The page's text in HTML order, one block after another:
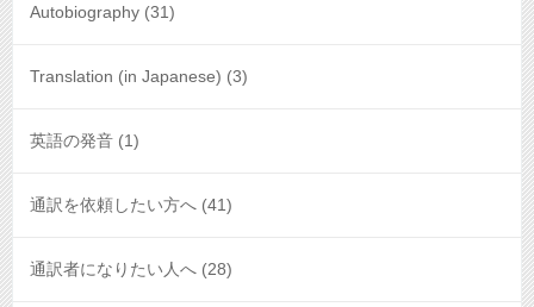
Autobiography (31)
Translation (in Japanese) (3)
英語の発音 (1)
通訳を依頼したい方へ (41)
通訳者になりたい人へ (28)